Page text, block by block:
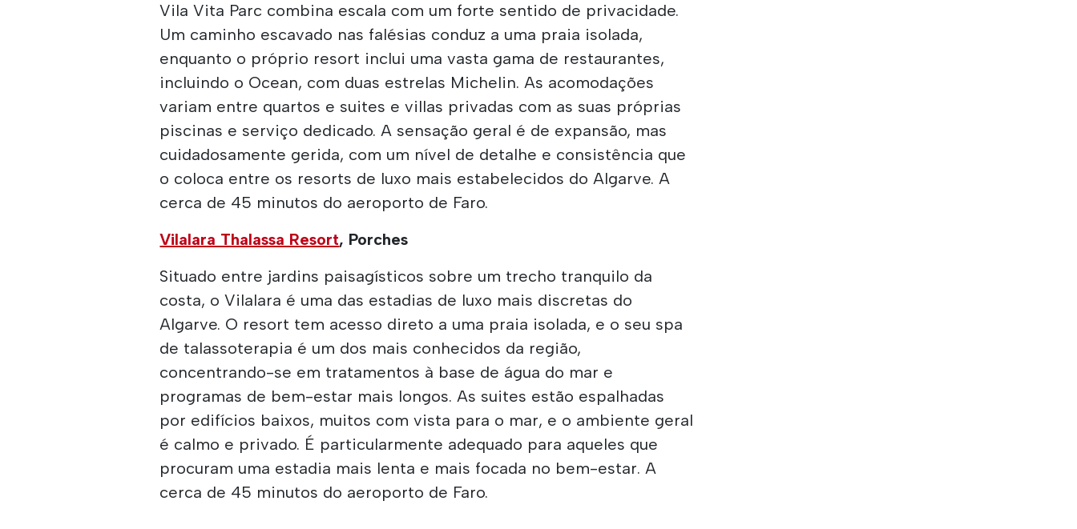
Vila Vita Parc combina escala com um forte sentido de privacidade.
Um caminho escavado nas falésias conduz a uma praia isolada,
enquanto o próprio resort inclui uma vasta gama de restaurantes,
incluindo o Ocean, com duas estrelas Michelin. As acomodações
variam entre quartos e suites e villas privadas com as suas próprias
piscinas e serviço dedicado. A sensação geral é de expansão, mas
cuidadosamente gerida, com um nível de detalhe e consistência que
o coloca entre os resorts de luxo mais estabelecidos do Algarve. A
cerca de 45 minutos do aeroporto de Faro.
Vilalara Thalassa Resort, Porches
Situado entre jardins paisagísticos sobre um trecho tranquilo da
costa, o Vilalara é uma das estadias de luxo mais discretas do
Algarve. O resort tem acesso direto a uma praia isolada, e o seu spa
de talassoterapia é um dos mais conhecidos da região,
concentrando-se em tratamentos à base de água do mar e
programas de bem-estar mais longos. As suites estão espalhadas
por edifícios baixos, muitos com vista para o mar, e o ambiente geral
é calmo e privado. É particularmente adequado para aqueles que
procuram uma estadia mais lenta e mais focada no bem-estar. A
cerca de 45 minutos do aeroporto de Faro.